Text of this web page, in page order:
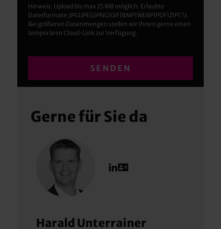
Hinweis: Upload bis max 25 MB möglich. Erlaubte
Dateiformate:JPG|JPEG|PNG|GIF|BMP|WEBP|PDF|ZIP|7z.
Bei größeren Datenmengen stellen wir Ihnen gerne einen
temporären Cloud-Link zur Verfügung.
Gerne für Sie da
Harald Unterrainer